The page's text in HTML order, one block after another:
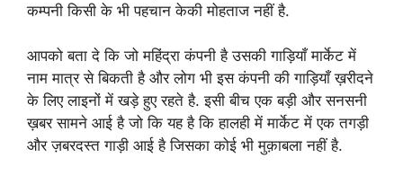
कम्पनी किसी के भी पहचान केकी मोहताज नहीं है.
आपको बता दे कि जो महिंद्रा कंपनी है उसकी गाड़ियाँ मार्केट में
नाम मात्र से बिकती है और लोग भी इस कंपनी की गाड़ियाँ ख़रीदने
के लिए लाइनों में खड़े हुए रहते है. इसी बीच एक बड़ी और सनसनी
ख़बर सामने आई है जो कि यह है कि हालही में मार्केट में एक तगड़ी
और ज़बरदस्त गाड़ी आई है जिसका कोई भी मुक़ाबला नहीं है.